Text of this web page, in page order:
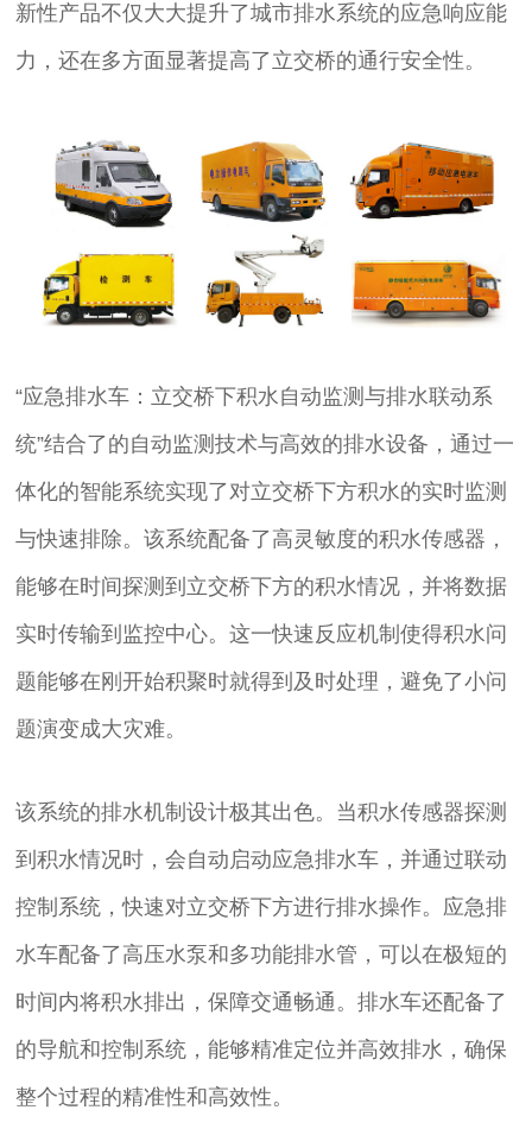
新性产品不仅大大提升了城市排水系统的应急响应能
力，还在多方面显著提高了立交桥的通行安全性。
“应急排水车：立交桥下积水自动监测与排水联动系
统”结合了的自动监测技术与高效的排水设备，通过一
体化的智能系统实现了对立交桥下方积水的实时监测
与快速排除。该系统配备了高灵敏度的积水传感器，
能够在时间探测到立交桥下方的积水情况，并将数据
实时传输到监控中心。这一快速反应机制使得积水问
题能够在刚开始积聚时就得到及时处理，避免了小问
题演变成大灾难。
该系统的排水机制设计极其出色。当积水传感器探测
到积水情况时，会自动启动应急排水车，并通过联动
控制系统，快速对立交桥下方进行排水操作。应急排
水车配备了高压水泵和多功能排水管，可以在极短的
时间内将积水排出，保障交通畅通。排水车还配备了
的导航和控制系统，能够精准定位并高效排水，确保
整个过程的精准性和高效性。